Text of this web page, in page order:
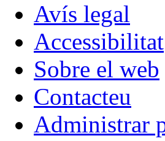
Avís legal
Accessibilitat
Sobre el web
Contacteu
Administrar